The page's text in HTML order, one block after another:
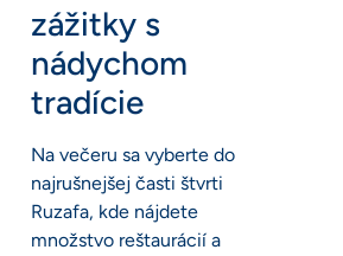
zážitky s
nádychom
tradície
Na večeru sa vyberte do
najrušnejšej časti štvrti
Ruzafa, kde nájdete
množstvo reštaurácií a